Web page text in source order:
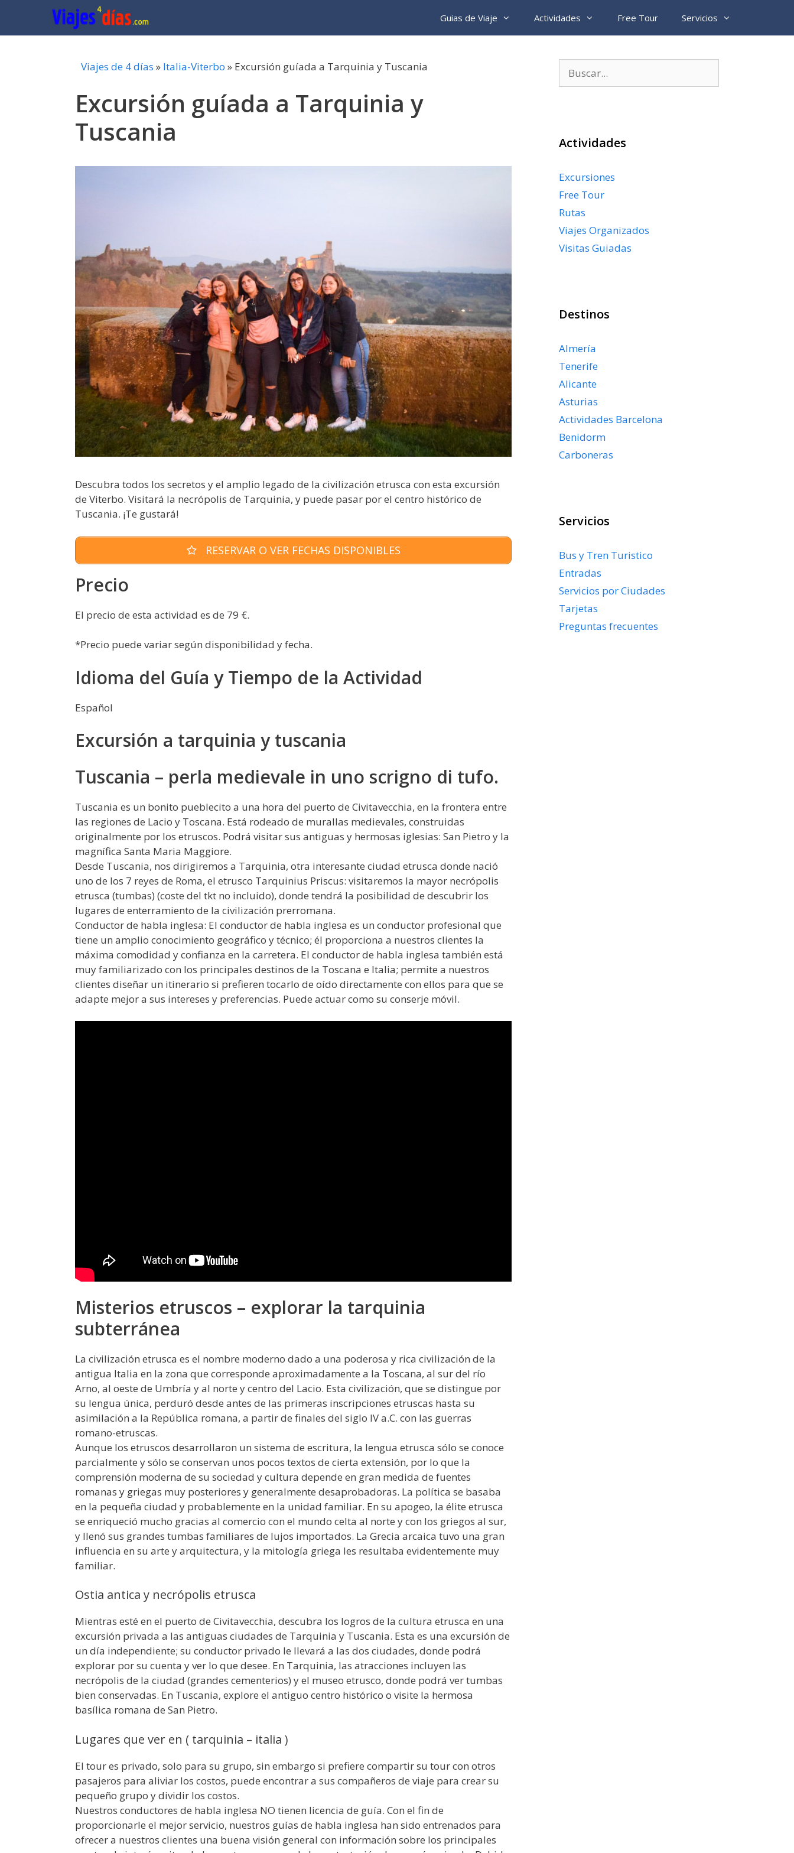
contenido
Guias de Viaje Actividades Free Tour Servicios
Viajes de 4 días » Italia-Viterbo » Excursión guíada a Tarquinia y Tuscania
Excursión guíada a Tarquinia y
Tuscania
Descubra todos los secretos y el amplio legado de la civilización etrusca con esta excursión
de Viterbo. Visitará la necrópolis de Tarquinia, y puede pasar por el centro histórico de
Tuscania. ¡Te gustará!
RESERVAR O VER FECHAS DISPONIBLES
Precio
El precio de esta actividad es de 79 €.
*Precio puede variar según disponibilidad y fecha.
Idioma del Guía y Tiempo de la Actividad
Español
Excursión a tarquinia y tuscania
Tuscania – perla medievale in uno scrigno di tufo.
Tuscania es un bonito pueblecito a una hora del puerto de Civitavecchia, en la frontera entre
las regiones de Lacio y Toscana. Está rodeado de murallas medievales, construidas
originalmente por los etruscos. Podrá visitar sus antiguas y hermosas iglesias: San Pietro y la
magnífica Santa Maria Maggiore.
Desde Tuscania, nos dirigiremos a Tarquinia, otra interesante ciudad etrusca donde nació
uno de los 7 reyes de Roma, el etrusco Tarquinius Priscus: visitaremos la mayor necrópolis
etrusca (tumbas) (coste del tkt no incluido), donde tendrá la posibilidad de descubrir los
lugares de enterramiento de la civilización prerromana.
Conductor de habla inglesa: El conductor de habla inglesa es un conductor profesional que
tiene un amplio conocimiento geográfico y técnico; él proporciona a nuestros clientes la
máxima comodidad y confianza en la carretera. El conductor de habla inglesa también está
muy familiarizado con los principales destinos de la Toscana e Italia; permite a nuestros
clientes diseñar un itinerario si prefieren tocarlo de oído directamente con ellos para que se
adapte mejor a sus intereses y preferencias. Puede actuar como su conserje móvil.
Misterios etruscos – explorar la tarquinia
subterránea
La civilización etrusca es el nombre moderno dado a una poderosa y rica civilización de la
antigua Italia en la zona que corresponde aproximadamente a la Toscana, al sur del río
Arno, al oeste de Umbría y al norte y centro del Lacio. Esta civilización, que se distingue por
su lengua única, perduró desde antes de las primeras inscripciones etruscas hasta su
asimilación a la República romana, a partir de finales del siglo IV a.C. con las guerras
romano-etruscas.
Aunque los etruscos desarrollaron un sistema de escritura, la lengua etrusca sólo se conoce
parcialmente y sólo se conservan unos pocos textos de cierta extensión, por lo que la
comprensión moderna de su sociedad y cultura depende en gran medida de fuentes
romanas y griegas muy posteriores y generalmente desaprobadoras. La política se basaba
en la pequeña ciudad y probablemente en la unidad familiar. En su apogeo, la élite etrusca
se enriqueció mucho gracias al comercio con el mundo celta al norte y con los griegos al sur,
y llenó sus grandes tumbas familiares de lujos importados. La Grecia arcaica tuvo una gran
influencia en su arte y arquitectura, y la mitología griega les resultaba evidentemente muy
familiar.
Ostia antica y necrópolis etrusca
Mientras esté en el puerto de Civitavecchia, descubra los logros de la cultura etrusca en una
excursión privada a las antiguas ciudades de Tarquinia y Tuscania. Esta es una excursión de
un día independiente; su conductor privado le llevará a las dos ciudades, donde podrá
explorar por su cuenta y ver lo que desee. En Tarquinia, las atracciones incluyen las
necrópolis de la ciudad (grandes cementerios) y el museo etrusco, donde podrá ver tumbas
bien conservadas. En Tuscania, explore el antiguo centro histórico o visite la hermosa
basílica romana de San Pietro.
Lugares que ver en ( tarquinia – italia )
El tour es privado, solo para su grupo, sin embargo si prefiere compartir su tour con otros
pasajeros para aliviar los costos, puede encontrar a sus compañeros de viaje para crear su
pequeño grupo y dividir los costos.
Nuestros conductores de habla inglesa NO tienen licencia de guía. Con el fin de
proporcionarle el mejor servicio, nuestros guías de habla inglesa han sido entrenados para
ofrecer a nuestros clientes una buena visión general con información sobre los principales
Actividades
Excursiones
Free Tour
Rutas
Viajes Organizados
Visitas Guiadas
Destinos
Almería
Tenerife
Alicante
Asturias
Actividades Barcelona
Benidorm
Carboneras
Servicios
Bus y Tren Turistico
Entradas
Servicios por Ciudades
Tarjetas
Preguntas frecuentes